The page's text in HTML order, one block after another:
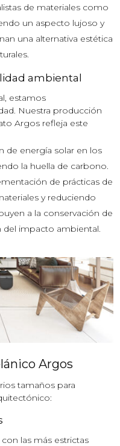
de materiales como
un aspecto lujoso y
una alternativa estética
ambiental
estamos
Nuestra producción
Argos refleja este
de energía solar en los
la huella de carbono.
de prácticas de
y reduciendo
a la conservación de
del impacto ambiental.
Argos
tamaños para
las más estrictas